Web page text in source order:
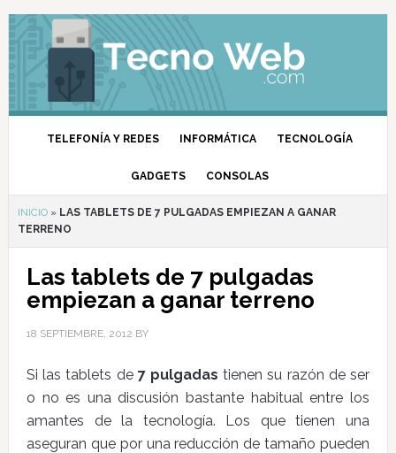
TELEFONÍA Y REDES INFORMÁTICA TECNOLOGÍA
GADGETS CONSOLAS
INICIO» LAS TABLETS DE 7 PULGADAS EMPIEZAN A GANAR
TERRENO
Las tablets de 7 pulgadas
empiezan a ganar terreno
18 SEPTIEMBRE, 2012 BY
Si las tablets de 7 pulgadas tienen su razón de ser
o no es una discusión bastante habitual entre los
amantes de la tecnología. Los que tienen una
aseguran que por una reducción de tamaño pueden